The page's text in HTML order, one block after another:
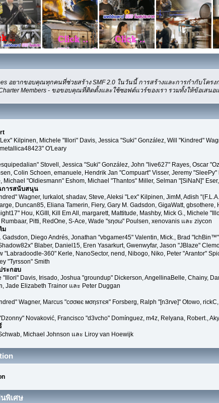
อยากขอบคุณทุกคนที่ช่วยสร้าง SMF 2.0 ในวันนี้ การสร้างและการกำกับโคร
Charter Members - ขอขอบคุณที่ติดตั้งและใช้ซอฟต์แวร์ของเรา รวมทั้งให้ข้อเส
Kilpinen, Michele "Illori" Davis, Jessica "Suki" González, Will "Kindred"
O'Leary
Stovell, Jessica "Suki" González, John "live627" Rayes, Oscar
Colin Schoen, emanuele, Hendrik Jan "Compuart" Visser, Jeremy
Michael "Oldiesmann" Eshom, Michael "Thantos" Miller, Selman "[SiNaN]"
การสนับสนุน
Wagner, lurkalot, shadav, Steve, Aleksi "Lex" Kilpinen, JimM, Adish
Duncan85, Eliana Tamerin, Fiery, Gary M. Gadsdon, GigaWatt,
Hou, KGIII, Kill Em All, margarett, Mattitude, Mashby, Mick G., Michele
Rumbaar, Pitti, RedOne, S-Ace, Wade "sησω" Poulsen, xenovanis และ ziycon
ม
Gadsdon, Diego Andrés, Jonathan "vbgamer45" Valentin, Mick., Brad
Blaber, Daniel15, Eren Yasarkurt, Gwenwyfar, Jason "JBlaze"
"Labradoodle-360" Kerle, NanoSector, nend, Nibogo, Niko, Peter "Arantor"
"Tyrsson" Smith
ระกอบ
"Illori" Davis, Irisado, Joshua "groundup" Dickerson, AngellinaBelle, Chainy,
Jade Elizabeth Trainor และ Peter Duggan
Wagner, Marcus "cσσкιє мσηѕтєя" Forsberg, Ralph "[n3rve]" Otowo,
Novaković, Francisco "d3vcho" Domínguez, m4z, Relyana, Robert.,
Michael Johnson และ Liroy van Hoewijk
พิเศษ